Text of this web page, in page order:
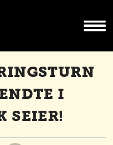
I
SEIER!